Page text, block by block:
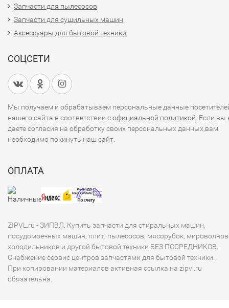
Запчасти для пылесосов
Запчасти для сушильных машин
Аксессуары для бытовой техники
СОЦСЕТИ
Мы получаем и обрабатываем персональные данные
нашего сайта в соответствии софициальной политикой . Если вы
даете согласия на обработку своих персональных данных,вам
необходимо покинуть наш сайт.
ОПЛАТА
ZIPVL.ru - ЗИПВЛ. Купить запчасти для стиральных машин,
посудомоечных машин, плит, пылесосов, мясорубок,
холодильников и другой бытовой техники БЕЗ ПОСРЕДНИКОВ.
Снабжение сервис центров запчастями для бытовой техники.
При копировании материалов активная ссылка на zipvl.ru
обязательна.